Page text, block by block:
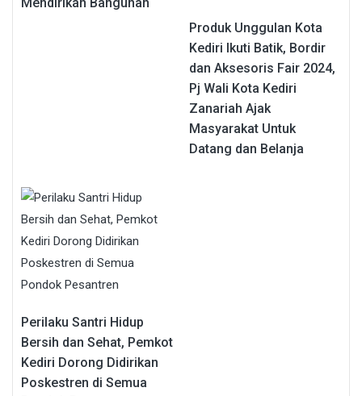
Produk Unggulan Kota
Kediri Ikuti Batik, Bordir
dan Aksesoris Fair 2024,
Pj Wali Kota Kediri
Zanariah Ajak
Masyarakat Untuk
Datang dan Belanja
Perilaku Santri Hidup
Bersih dan Sehat, Pemkot
Kediri Dorong Didirikan
Poskestren di Semua